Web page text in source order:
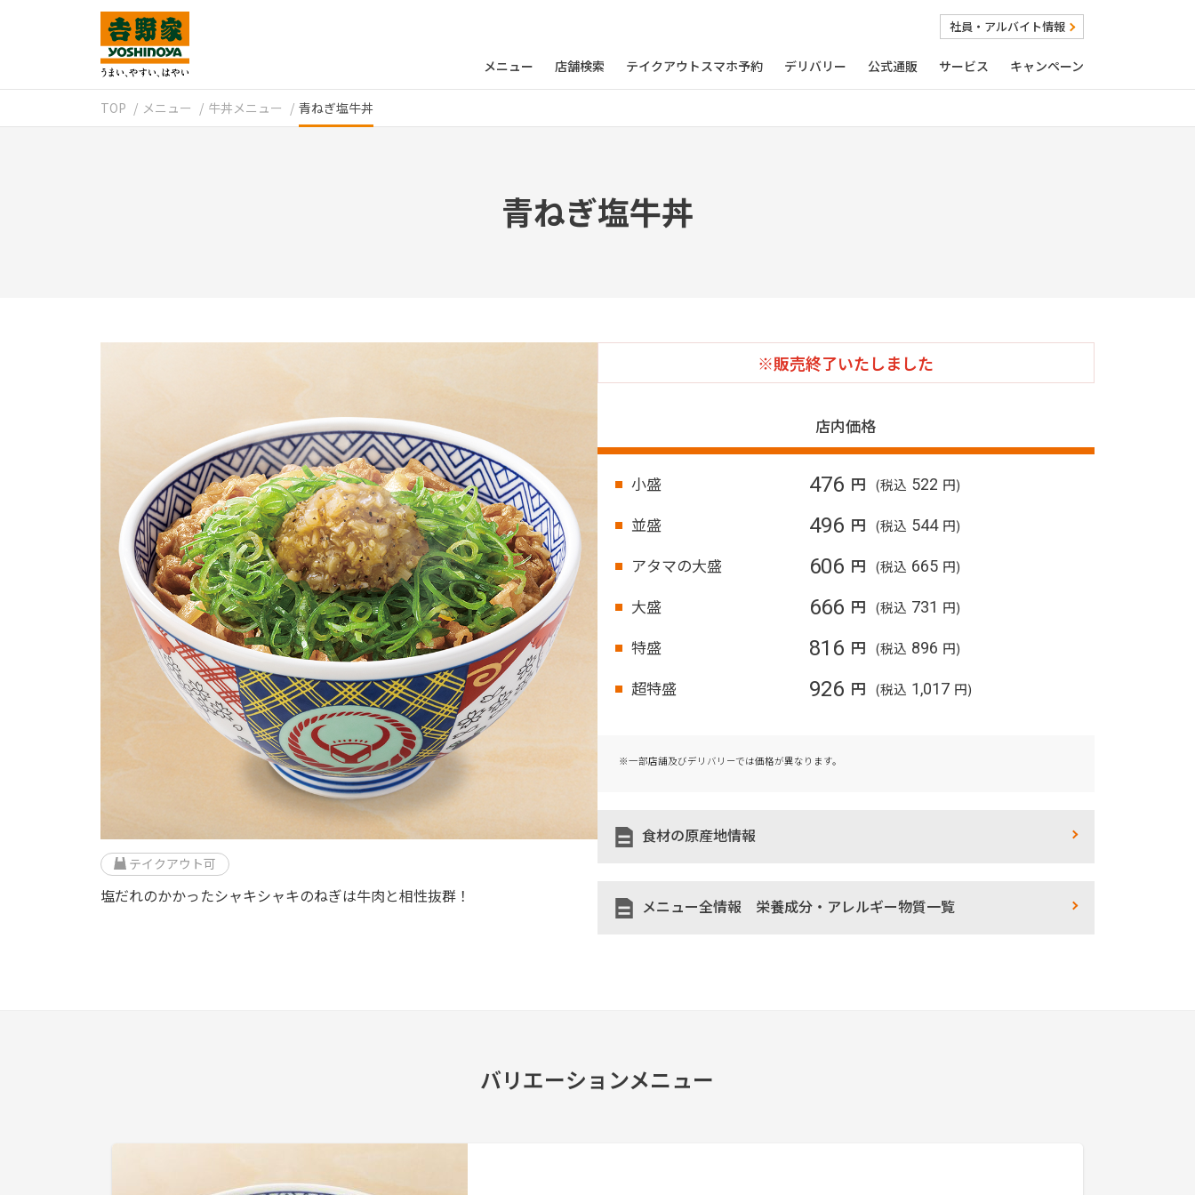
社員・アルバイト情報
メニュー 店舗検索 テイクアウトスマホ予約 デリバリー 公式通販 サービス キャンペーン
TOP メニュー 牛丼メニュー 青ねぎ塩牛丼
青ねぎ塩牛丼
塩だれのかかったシャキシャキのねぎは牛肉と相性抜群！
テイクアウト可
※販売終了いたしました
店内価格
小盛 476 円 (税込 522 円)
並盛 496 円 (税込 544 円)
アタマの大盛 606 円 (税込 665 円)
大盛 666 円 (税込 731 円)
特盛 816 円 (税込 896 円)
超特盛 926 円 (税込 1,017 円)
※一部店舗及びデリバリーでは価格が異なります。
食材の原産地情報
メニュー全情報 栄養成分・アレルギー物質一覧
バリエーションメニュー